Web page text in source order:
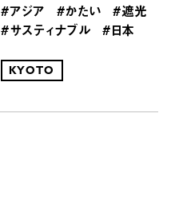
#アジア
#かたい
#遮光
#サスティナブル
#日本
KYOTO